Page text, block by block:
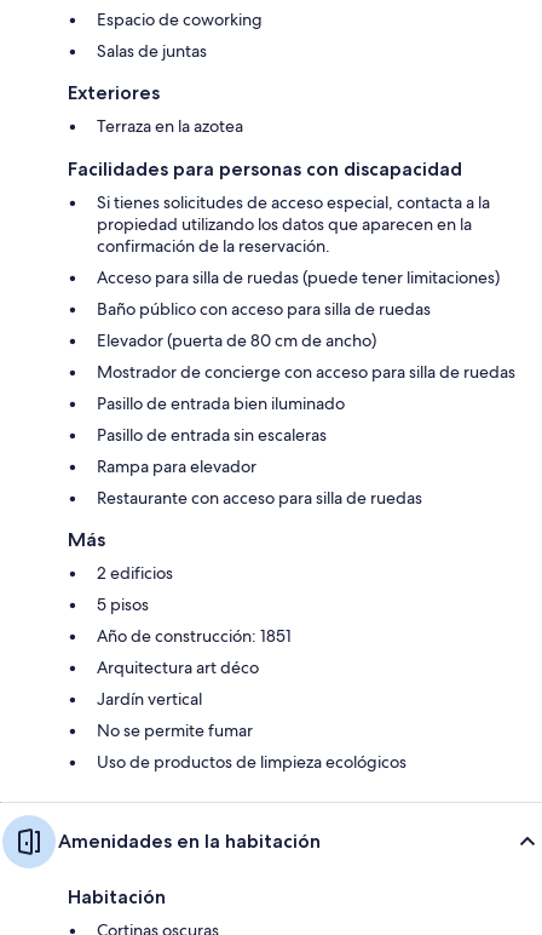
Espacio de coworking
Salas de juntas
Exteriores
Terraza en la azotea
Facilidades para personas con discapacidad
Si tienes solicitudes de acceso especial, contacta a la
propiedad utilizando los datos que aparecen en la
confirmación de la reservación.
Acceso para silla de ruedas (puede tener limitaciones)
Baño público con acceso para silla de ruedas
Elevador (puerta de 80 cm de ancho)
Mostrador de concierge con acceso para silla de ruedas
Pasillo de entrada bien iluminado
Pasillo de entrada sin escaleras
Rampa para elevador
Restaurante con acceso para silla de ruedas
Más
2 edificios
5 pisos
Año de construcción: 1851
Arquitectura art déco
Jardín vertical
No se permite fumar
Uso de productos de limpieza ecológicos
Amenidades en la habitación
Habitación
Cortinas oscuras